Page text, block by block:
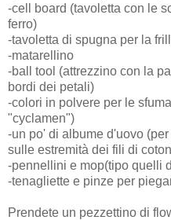
-cell board (tavoletta con le
ferro)
-tavoletta di spugna per la
-matarellino
-ball tool (attrezzino con la
bordi dei petali)
-colori in polvere per le
"cyclamen")
-un po' di albume d'uovo
sulle estremità dei fili di
-pennellini e mop(tipo quelli
-tenagliette e pinze per
Prendete un pezzettino di